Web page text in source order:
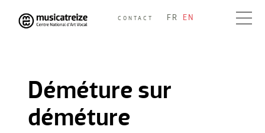
Skip
to
CONTACT FR EN
Déméture sur
déméture